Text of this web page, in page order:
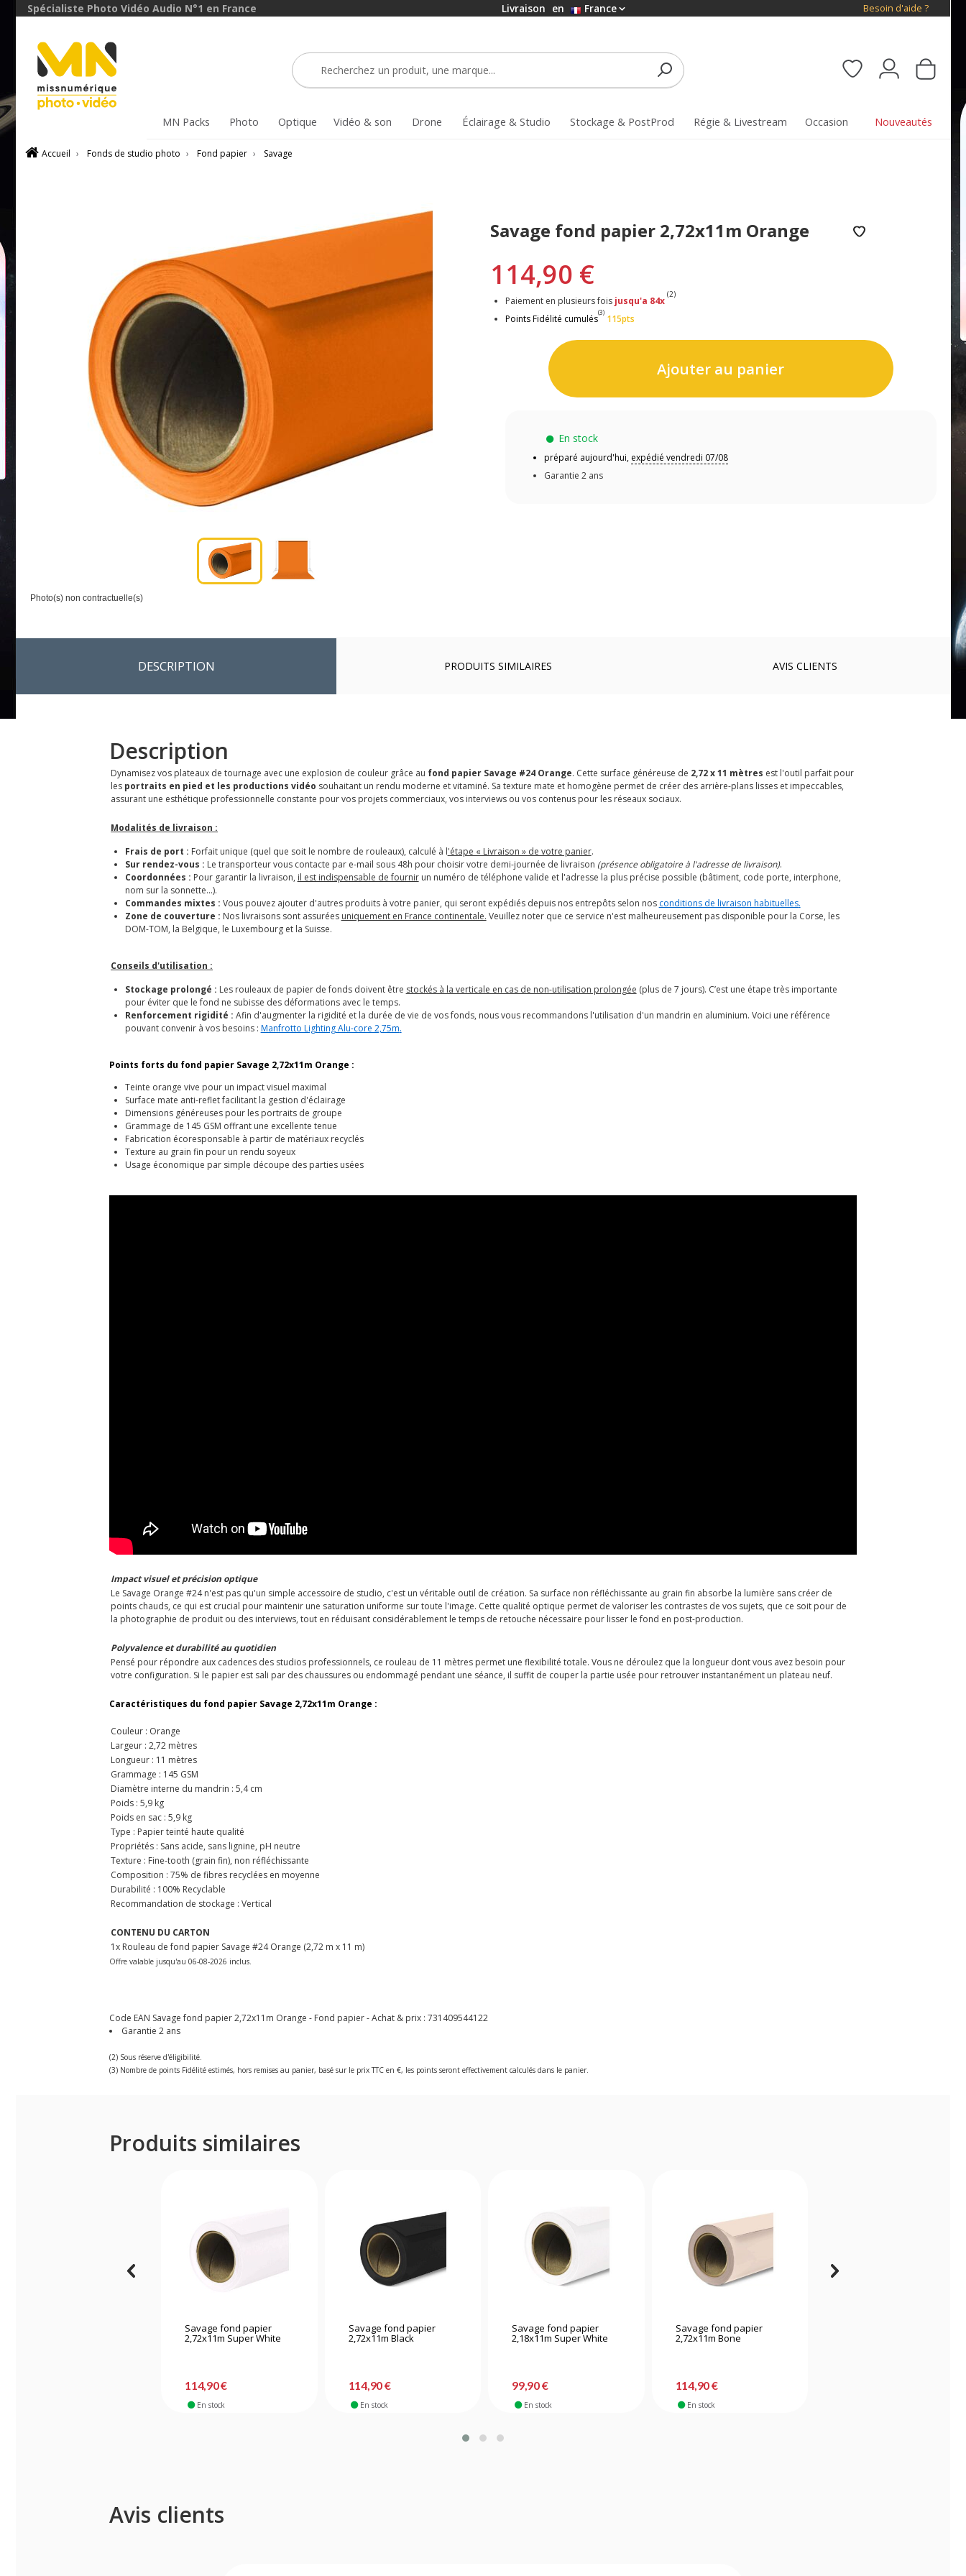
Spécialiste Photo Vidéo Audio N°1 en France Livraison en France Besoin d'aide ?
MN Packs Photo Optique Vidéo & son Drone Éclairage & Studio Stockage & PostProd Régie & Livestream Occasion Nouveautés
Accueil › Fonds de studio photo › Fond papier › Savage
Photo(s) non contractuelle(s)
Savage fond papier 2,72x11m Orange
114,90 €
Paiement en plusieurs fois jusqu'a 84x
(2)
Points Fidélité cumulés
(3)
115pts
Ajouter au panier
En stock
préparé aujourd'hui, expédié vendredi 07/08
Garantie 2 ans
DESCRIPTION PRODUITS SIMILAIRES AVIS CLIENTS
Description
Dynamisez vos plateaux de tournage avec une explosion de couleur grâce au fond papier Savage #24 Orange. Cette surface généreuse de 2,72 x 11 mètres est l'outil parfait pour
les portraits en pied et les productions vidéo souhaitant un rendu moderne et vitaminé. Sa texture mate et homogène permet de créer des arrière-plans lisses et impeccables,
assurant une esthétique professionnelle constante pour vos projets commerciaux, vos interviews ou vos contenus pour les réseaux sociaux.
Modalités de livraison :
Frais de port : Forfait unique (quel que soit le nombre de rouleaux), calculé à l'étape « Livraison » de votre panier.
Sur rendez-vous : Le transporteur vous contacte par e-mail sous 48h pour choisir votre demi-journée de livraison (présence obligatoire à l'adresse de livraison).
Coordonnées : Pour garantir la livraison, il est indispensable de fournirun numéro de téléphone valide et l'adresse la plus précise possible (bâtiment, code porte, interphone,
nom sur la sonnette...).
Commandes mixtes : Vous pouvez ajouter d'autres produits à votre panier, qui seront expédiés depuis nos entrepôts selon nos conditions de livraison habituelles.
Zone de couverture : Nos livraisons sont assurées uniquement en France continentale. Veuillez noter que ce service n'est malheureusement pas disponible pour la Corse, les
DOM-TOM, la Belgique, le Luxembourg et la Suisse.
Conseils d'utilisation :
Stockage prolongé : Les rouleaux de papier de fonds doivent être stockés à la verticale en cas de non-utilisation prolongée (plus de 7 jours). C’est une étape très importante
pour éviter que le fond ne subisse des déformations avec le temps.
Renforcement rigidité : Afin d'augmenter la rigidité et la durée de vie de vos fonds, nous vous recommandons l'utilisation d'un mandrin en aluminium. Voici une référence
pouvant convenir à vos besoins : Manfrotto Lighting Alu-core 2,75m.
Points forts du fond papier Savage 2,72x11m Orange :
Teinte orange vive pour un impact visuel maximal
Surface mate anti-reflet facilitant la gestion d'éclairage
Dimensions généreuses pour les portraits de groupe
Grammage de 145 GSM offrant une excellente tenue
Fabrication écoresponsable à partir de matériaux recyclés
Texture au grain fin pour un rendu soyeux
Usage économique par simple découpe des parties usées
Impact visuel et précision optique
Le Savage Orange #24 n'est pas qu'un simple accessoire de studio, c'est un véritable outil de création. Sa surface non réfléchissante au grain fin absorbe la lumière sans créer de
points chauds, ce qui est crucial pour maintenir une saturation uniforme sur toute l'image. Cette qualité optique permet de valoriser les contrastes de vos sujets, que ce soit pour de
la photographie de produit ou des interviews, tout en réduisant considérablement le temps de retouche nécessaire pour lisser le fond en post-production.
Polyvalence et durabilité au quotidien
Pensé pour répondre aux cadences des studios professionnels, ce rouleau de 11 mètres permet une flexibilité totale. Vous ne déroulez que la longueur dont vous avez besoin pour
votre configuration. Si le papier est sali par des chaussures ou endommagé pendant une séance, il suffit de couper la partie usée pour retrouver instantanément un plateau neuf.
Caractéristiques du fond papier Savage 2,72x11m Orange :
Couleur : Orange
Largeur : 2,72 mètres
Longueur : 11 mètres
Grammage : 145 GSM
Diamètre interne du mandrin : 5,4 cm
Poids : 5,9 kg
Poids en sac : 5,9 kg
Type : Papier teinté haute qualité
Propriétés : Sans acide, sans lignine, pH neutre
Texture : Fine-tooth (grain fin), non réfléchissante
Composition : 75% de fibres recyclées en moyenne
Durabilité : 100% Recyclable
Recommandation de stockage : Vertical
CONTENU DU CARTON
1x Rouleau de fond papier Savage #24 Orange (2,72 m x 11 m)
Offre valable jusqu'au 06-08-2026 inclus.
Code EAN Savage fond papier 2,72x11m Orange - Fond papier - Achat & prix : 731409544122
Garantie 2 ans
(2) Sous réserve d'éligibilité.
(3) Nombre de points Fidélité estimés, hors remises au panier, basé sur le prix TTC en €, les points seront effectivement calculés dans le panier.
Produits similaires
Savage fond papier
2,72x11m Super White
114,90 €
En stock
Savage fond papier
2,72x11m Black
114,90 €
En stock
Savage fond papier
2,18x11m Super White
99,90 €
En stock
Savage fond papier
2,72x11m Bone
114,90 €
En stock
Avis clients